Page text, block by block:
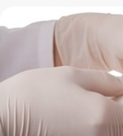
復，在手術前先透過電腦斷
刀前模擬及規劃，搭配胸腔內
術時間，且術後恢復較快。
板」來幫助固定肋骨，降低
情況相當良好。治療新趨勢
累積120個肋骨骨折手術成功
已是新趨勢，使用的骨釘骨
需二次手術取出，可幫助患者
事故傷害的第5大死因。暑假
水需特別加強防範。健康署呼
年戲水需考量安全地點與自
是十分重要的。為確保水域活
常重要：1） 選場所／戲水
2） 看天氣／天氣變化要注
下水前先做暖身運動，牛仔
險行為要避免，跳水打鬧不可
同伴齊去相照顧，有人溺水別